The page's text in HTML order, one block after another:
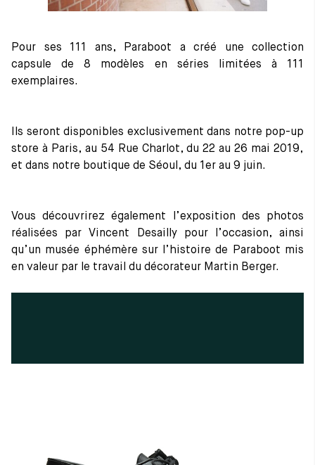
La création de nos chaussures
Les cousus main
Nos conseils d’entretien
Le lexique
Artisanat d’exception
Journal
Lookbook
Pour ses 111 ans, Paraboot a créé une collection
capsule de 8 modèles en séries limitées à 111
exemplaires.
Ils seront disponibles exclusivement dans notre pop-up
store à Paris, au 54 Rue Charlot, du 22 au 26 mai 2019,
et dans notre boutique de Séoul, du 1er au 9 juin.
Vous découvrirez également l’exposition des photos
réalisées par Vincent Desailly pour l’occasion, ainsi
qu’un musée éphémère sur l’histoire de Paraboot mis
en valeur par le travail du décorateur Martin Berger.